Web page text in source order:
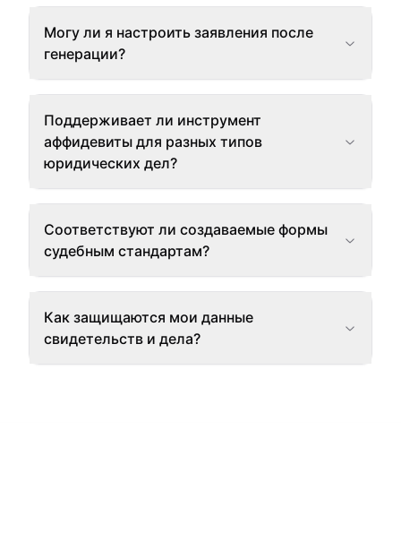
Могу ли я настроить заявления после
генерации?
Поддерживает ли инструмент
аффидевиты для разных типов
юридических дел?
Соответствуют ли создаваемые формы
судебным стандартам?
Как защищаются мои данные
свидетельств и дела?